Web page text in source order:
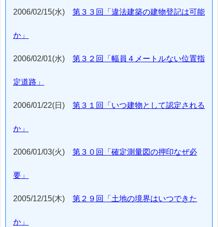
2006/02/15(水) 第３３回「違法建築の建物登記は可能
か」
2006/02/01(水) 第３２回「幅員４メートルない位置指
定道路」
2006/01/22(日) 第３１回「いつ建物として認定される
か」
2006/01/03(火) 第３０回「確定測量図の押印なぜ必
要」
2005/12/15(木) 第２９回「土地の境界はいつできた
か」